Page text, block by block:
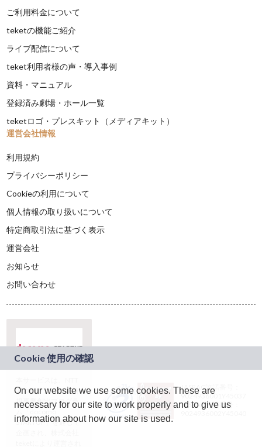
ご利用料金について
teketの機能ご紹介
ライブ配信について
teket利用者様の声・導入事例
資料・マニュアル
登録済み劇場・ホール一覧
teketロゴ・プレスキット（メディアキット）
運営会社情報
利用規約
プライバシーポリシー
Cookieの利用について
個人情報の取り扱いについて
特定商取引法に基づく表示
運営会社
お知らせ
お問い合わせ
ドコモグループの新
規事業創出プログラ
ム「docomo
STARTUP」を通じて
JASRAC許諾番号：
9024936001Y45037
JASRAC許諾番号：
On our website we use some cookies. These are
necessary for our site to work properly and to give us
information about how our site is used.